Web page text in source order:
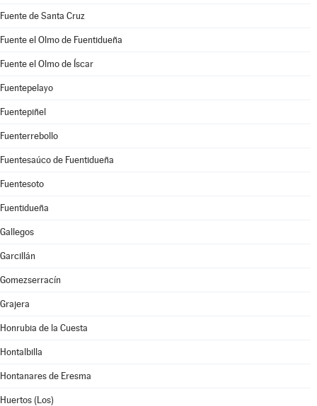
Fuente de Santa Cruz
Fuente el Olmo de Fuentidueña
Fuente el Olmo de Íscar
Fuentepelayo
Fuentepiñel
Fuenterrebollo
Fuentesaúco de Fuentidueña
Fuentesoto
Fuentidueña
Gallegos
Garcillán
Gomezserracín
Grajera
Honrubia de la Cuesta
Hontalbilla
Hontanares de Eresma
Huertos (Los)